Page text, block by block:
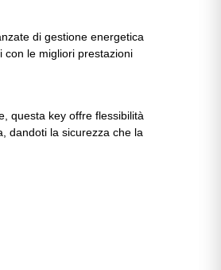
di gestione energetica
con le migliori prestazioni
questa key offre flessibilità
dandoti la sicurezza che la